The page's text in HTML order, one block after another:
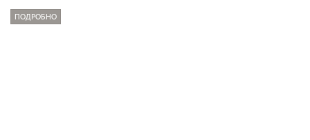
ПОДРОБНО